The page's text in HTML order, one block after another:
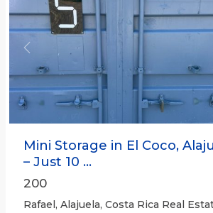
Previous
Mini Storage in El Coco,
– Just 10 ...
200
Rafael, Alajuela, Costa Rica Real